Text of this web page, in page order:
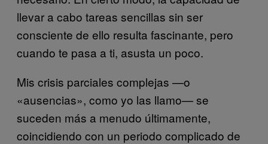
llevar a cabo tareas sencillas sin ser
consciente de ello resulta fascinante, pero
cuando te pasa a ti, asusta un poco.
Mis crisis parciales complejas —o
«ausencias», como yo las llamo— se
suceden más a menudo últimamente,
coincidiendo con un periodo complicado de